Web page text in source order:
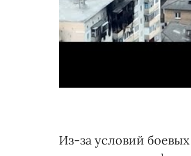
Из-за условий